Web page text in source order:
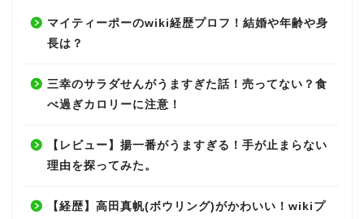
マイティーポーのwiki経歴プロフ！結婚や年齢や身
長は？
三幸のサラダせんがうますぎた話！売ってない？食
べ過ぎカロリーに注意！
【レビュー】揚一番がうますぎる！手が止まらない
理由を探ってみた。
【経歴】高田真帆(ボウリング)がかわいい！wikiプ